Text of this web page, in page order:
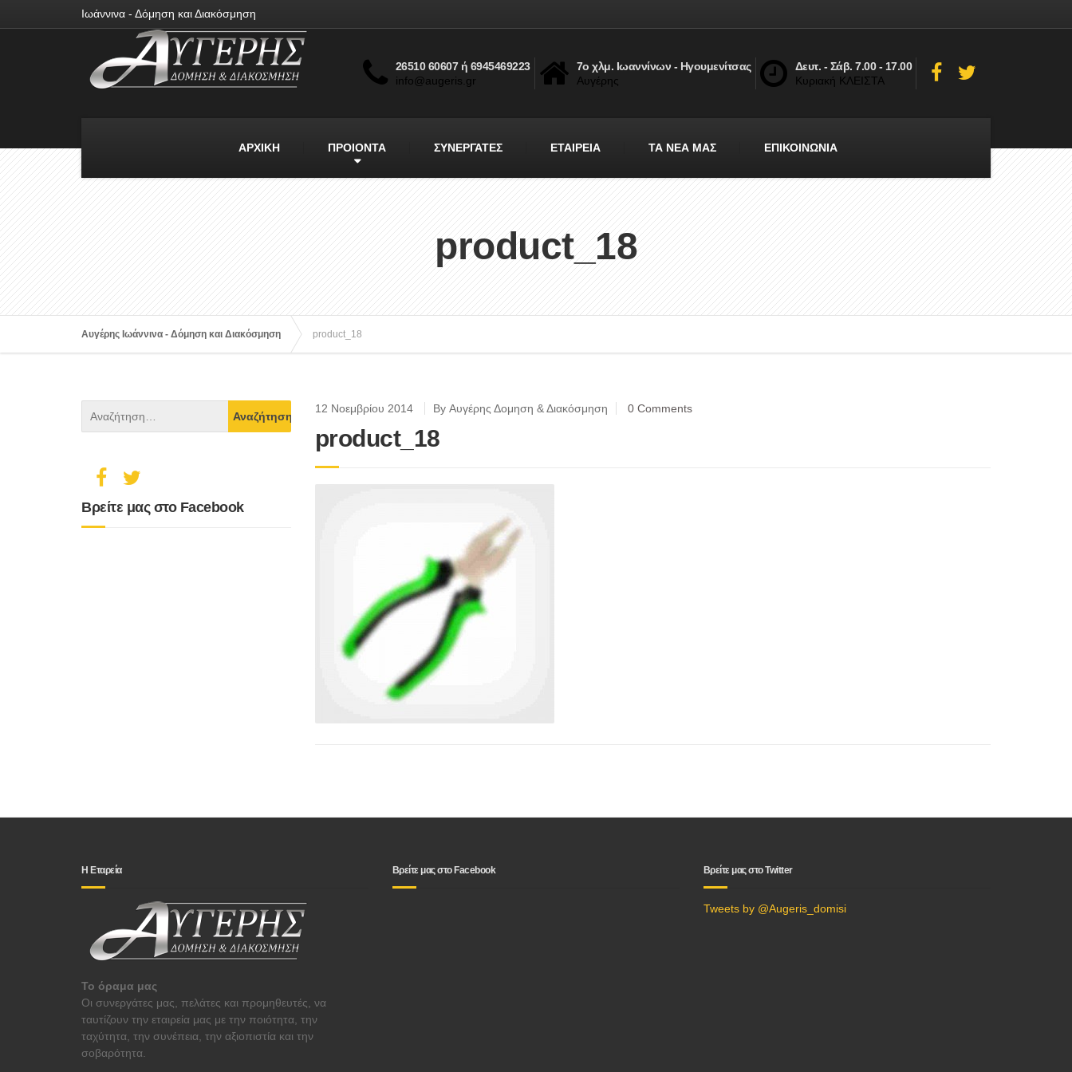
Ιωάννινα - Δόμηση και Διακόσμηση
26510 60607 ή 6945469223
info@augeris.gr
7ο χλμ. Ιωαννίνων - Ηγουμενίτσας
Αυγέρης
Δευτ. - Σάβ. 7.00 - 17.00
Κυριακή ΚΛΕΙΣΤΑ
ΑΡΧΙΚΗ ΠΡΟΙΟΝΤΑ ΣΥΝΕΡΓΑΤΕΣ ΕΤΑΙΡΕΙΑ ΤΑ ΝΕΑ ΜΑΣ ΕΠΙΚΟΙΝΩΝΙΑ
product_18
Αυγέρης Ιωάννινα - Δόμηση και Διακόσμηση product_18
12 Νοεμβρίου 2014 By Αυγέρης Δομηση & Διακόσμηση 0 Comments
product_18
Βρείτε μας στο Facebook
Η Εταρεία
Το όραμα μας
Οι συνεργάτες μας, πελάτες και προμηθευτές, να
ταυτίζουν την εταιρεία μας με την ποιότητα, την
ταχύτητα, την συνέπεια, την αξιοπιστία και την
σοβαρότητα.
Βρείτε μας στο Facebook Βρείτε μας στο Twitter
Tweets by @Augeris_domisi